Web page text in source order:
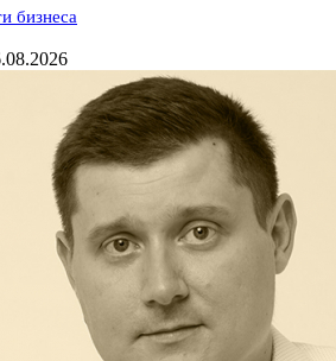
бизнеса